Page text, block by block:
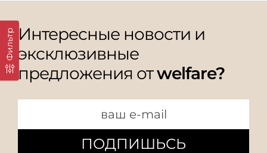
Фильтр Интересные новости и
эксклюзивные
предложения отwelfare?
ПОДПИШЬСЬ